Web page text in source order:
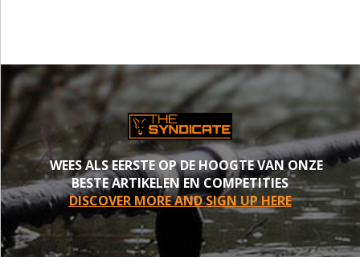
WEES ALS EERSTE OP DE HOOGTE VAN ONZE
BESTE ARTIKELEN EN COMPETITIES
DISCOVER MORE AND SIGN UP HERE